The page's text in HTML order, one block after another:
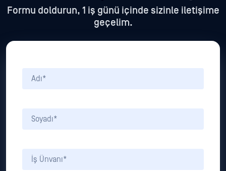
Formu doldurun, 1 iş günü içinde sizinle iletişime
geçelim.